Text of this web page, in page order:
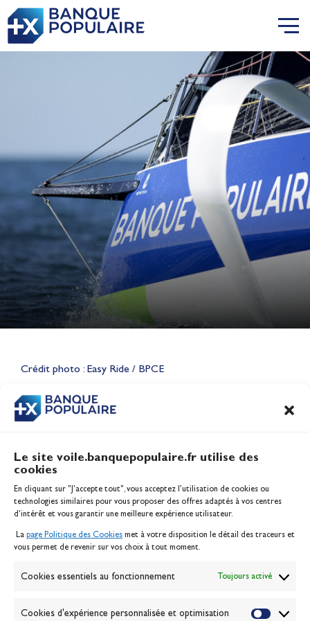
Le site voile.banquepopulaire.fr utilise des
cookies
En cliquant sur "J'accepte tout", vous acceptez l’utilisation de cookies ou
technologies similaires pour vous proposer des offres adaptés à vos centres
d’intérêt et vous garantir une meilleure expérience utilisateur.
La page Politique des Cookies met à votre disposition le détail des traceurs et
vous permet de revenir sur vos choix à tout moment.
Cookies essentiels au fonctionnement Toujours activé
Cookies d'expérience personnalisée et optimisation
Crédit photo : Easy Ride / BPCE
CONTENU
Lauriane Nolot en or à Long
Jeux Olympiques 2028
Inscription serveur média
Contact
Politique des cookies
Banque de la voile
Passion Voile TV